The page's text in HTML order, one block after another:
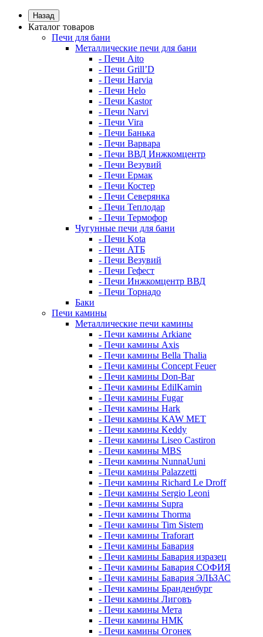
Назад
Каталог товаров
Печи для бани
Металлические печи для бани
- Печи Aito
- Печи Grill’D
- Печи Harvia
- Печи Helo
- Печи Kastor
- Печи Narvi
- Печи Vira
- Печи Банька
- Печи Варвара
- Печи ВВД Инжкомцентр
- Печи Везувий
- Печи Ермак
- Печи Костер
- Печи Северянка
- Печи Теплодар
- Печи Термофор
Чугунные печи для бани
- Печи Kota
- Печи АТБ
- Печи Везувий
- Печи Гефест
- Печи Инжкомцентр ВВД
- Печи Торнадо
Баки
Печи камины
Металлические печи камины
- Печи камины Arkiane
- Печи камины Axis
- Печи камины Bella Thalia
- Печи камины Concept Feuer
- Печи камины Don-Bar
- Печи камины EdilKamin
- Печи камины Fugar
- Печи камины Hark
- Печи камины KAW MET
- Печи камины Keddy
- Печи камины Liseo Castiron
- Печи камины MBS
- Печи камины NunnaUuni
- Печи камины Palazzetti
- Печи камины Richard Le Droff
- Печи камины Sergio Leoni
- Печи камины Supra
- Печи камины Thorma
- Печи камины Tim Sistem
- Печи камины Traforart
- Печи камины Бавария
- Печи камины Бавария изразец
- Печи камины Бавария СОФИЯ
- Печи камины Бавария ЭЛЬЗАС
- Печи камины Бранденбург
- Печи камины Лиговъ
- Печи камины Мета
- Печи камины НМК
- Печи камины Огонек